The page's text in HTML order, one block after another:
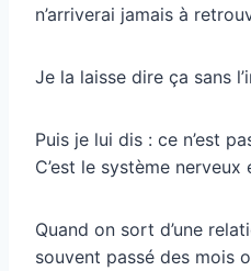
n’arriverai jamais à
Je la laisse dire ça sans
Puis je lui dis : ce n’est
C’est le système nerveux
Quand on sort d’une
souvent passé des mois